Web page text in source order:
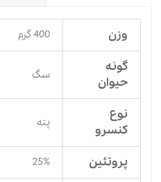
وزن 400 گرم
گونه
حیوان
سگ
نوع
کنسرو
پته
پروتئین 25%